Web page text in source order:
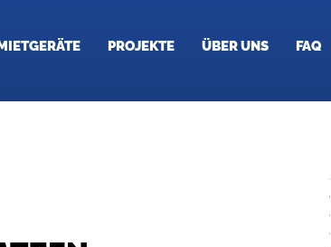
PROJEKTE ÜBER UNS FAQ